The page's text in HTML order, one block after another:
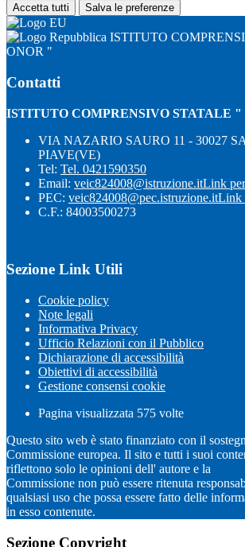
Accetta tutti Salva le preferenze
ISTITUTO
ONOR "
Contatti
ISTITUTO COMPRENSIVO STATALE "
VIA NAZARIO SAURO 11 - 30027
PIAVE(VE)
Tel: Tel. 0421590350
Email: veic824008@istruzione.itLink
PEC: veic824008@pec.istruzione.itLink
C.F.: 84003500273
Sezione Link Utili
Cookie policy
Note legali
Informativa Privacy
Ufficio Relazioni con il Pubblico
Dichiarazione di accessibilità
Obiettivi di accessibilità
Gestione consensi cookie
Pagina visualizzata 575 volte
Questo sito web è stato finanziato con il
Commissione europea. Il sito e tutti i suoi
riflettono solo le opinioni dell' autore e la
Commissione non può essere ritenuta
qualsiasi uso che possa essere fatto delle
in esso contenute.
Sezione Copyright